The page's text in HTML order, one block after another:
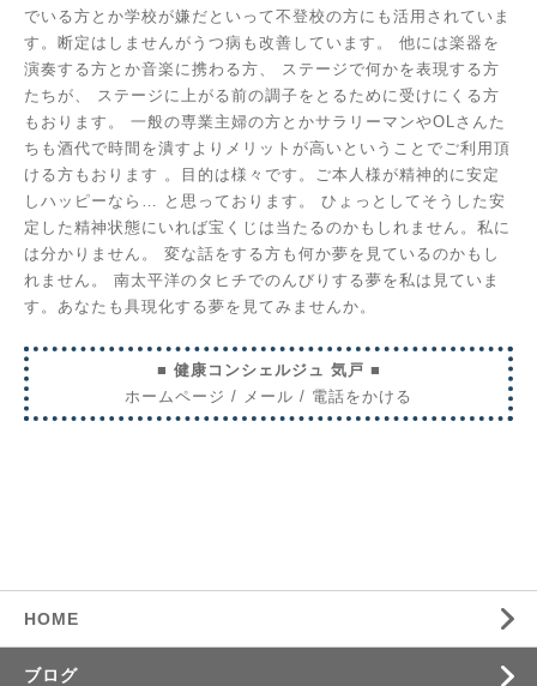
でいる方とか学校が嫌だといって不登校の方にも活用されていま
す。断定はしませんがうつ病も改善しています。 他には楽器を
演奏する方とか音楽に携わる方、
ステージで何かを表現する方
たちが、
ステージに上がる前の調子をとるために受けにくる方
もおります。 一般の専業主婦の方とかサラリーマンやOLさんた
ちも酒代で時間を潰すよりメリットが高いということでご利用頂
ける方もおります 。目的は様々です。ご本人様が精神的に安定
しハッピーなら…
と思っております。 ひょっとしてそうした安
定した精神状態にいれば宝くじは当たるのかもしれません。私に
は分かりません。 変な話をする方も何か夢を見ているのかもし
れません。 南太平洋のタヒチでのんびりする夢を私は見ていま
す。あなたも具現化する夢を見てみませんか。
■ 健康コンシェルジュ 気戸 ■
ホームページ / メール / 電話をかける
HOME
ブログ